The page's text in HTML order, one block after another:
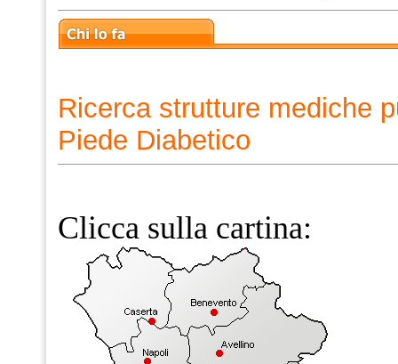
Ricerca strutture mediche
Piede Diabetico
Clicca sulla cartina: